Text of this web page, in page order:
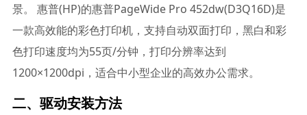
景。 惠普(HP)的惠普PageWide Pro 452dw(D3Q16D)是
一款高效能的彩色打印机，支持自动双面打印，黑白和彩
色打印速度均为55页/分钟，打印分辨率达到
1200×1200dpi，适合中小型企业的高效办公需求。
二、驱动安装方法